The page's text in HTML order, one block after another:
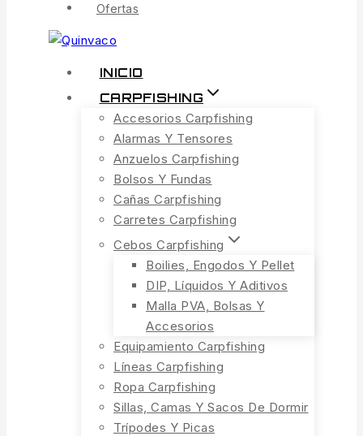
Ofertas
INICIO
CARPFISHING
Accesorios Carpfishing
Alarmas Y Tensores
Anzuelos Carpfishing
Bolsos Y Fundas
Cañas Carpfishing
Carretes Carpfishing
Cebos Carpfishing
Boilies, Engodos Y Pellet
DIP, Líquidos Y Aditivos
Malla PVA, Bolsas Y
Accesorios
Equipamiento Carpfishing
Líneas Carpfishing
Ropa Carpfishing
Sillas, Camas Y Sacos De Dormir
Trípodes Y Picas